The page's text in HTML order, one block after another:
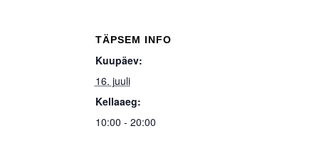
TÄPSEM INFO
Kuupäev:
16. juuli
Kellaaeg:
10:00 - 20:00